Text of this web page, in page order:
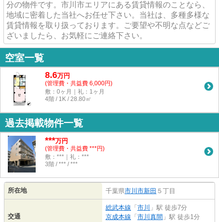
分の物件です。市川市エリアにある賃貸情報のことなら、
地域に密着した当社へお任せ下さい。当社は、多種多様な
賃貸情報を取り扱っております。ご要望や不明な点などご
ざいましたら、お気軽にご連絡下さい。
空室一覧
8.6万円
(管理費・共益費 6,000円)
敷：0ヶ月｜礼：1ヶ月
4階 / 1K / 28.80㎡
過去掲載物件一覧
***万円
(管理費・共益費 ***円)
敷：***｜礼：***
3階 / *** / ***
所在地 千葉県市川市新田 ５丁目
交通
総武本線 「 市川 」駅 徒歩7分
京成本線 「 市川真間 」駅 徒歩1分